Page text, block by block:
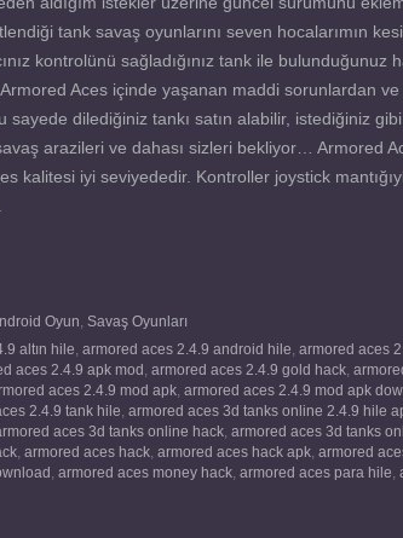
tank savaş oyunlarını seven hocalarımın
kontrolünü sağladığınız tank ile bulunduğunuz
Aces içinde yaşanan maddi sorunlardan
sayede dilediğiniz tankı satın alabilir, istediğiniz
arazileri ve dahası sizleri bekliyor… Armored
kalitesi iyi seviyededir. Kontroller joystick
Oyun, Savaş Oyunları
altın hile, armored aces 2.4.9 android hile, armored aces
aces 2.4.9 apk mod , armored aces 2.4.9 gold hack,
aces 2.4.9 mod apk, armored aces 2.4.9 mod apk
2.4.9 tank hile, armored aces 3d tanks online 2.4.9 hile
aces 3d tanks online hack, armored aces 3d tanks
, armored aces hack, armored aces hack apk, armored
, armored aces money hack, armored aces para hile,